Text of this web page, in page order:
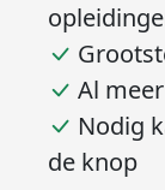
Al
Nodig
de knop